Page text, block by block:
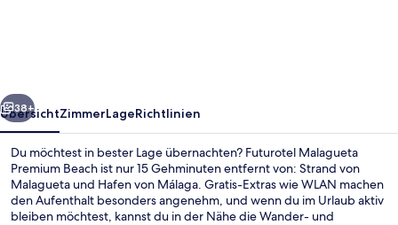
Weiter
38+
ÜbersichtZimmerLageRichtlinien
Du möchtest in bester Lage übernachten? Futurotel Malagueta
Premium Beach ist nur 15 Gehminuten entfernt von: Strand von
Malagueta und Hafen von Málaga. Gratis-Extras wie WLAN machen
den Aufenthalt besonders angenehm, und wenn du im Urlaub aktiv
bleiben möchtest, kannst du in der Nähe die Wander- und